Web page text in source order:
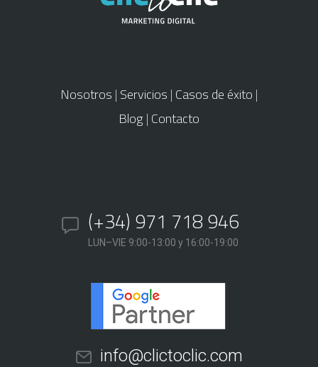
Nosotros|Servicios|Casos de éxito|
Blog|Contacto
(+34) 971 718 946
LUN–VIE 9:00-13:00 y 16:00-19:00
info@clictoclic.com